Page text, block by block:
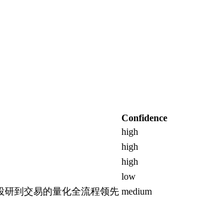
Confidence
high
high
high
low
研到交易的量化全流程领先 medium